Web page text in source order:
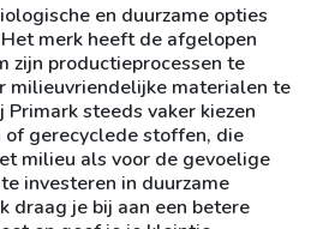
en duurzame opties
merk heeft de afgelopen
zijn productieprocessen te
milieuvriendelijke materialen te
Primark steeds vaker kiezen
gerecyclede stoffen, die
milieu als voor de gevoelige
investeren in duurzame
draag je bij aan een betere